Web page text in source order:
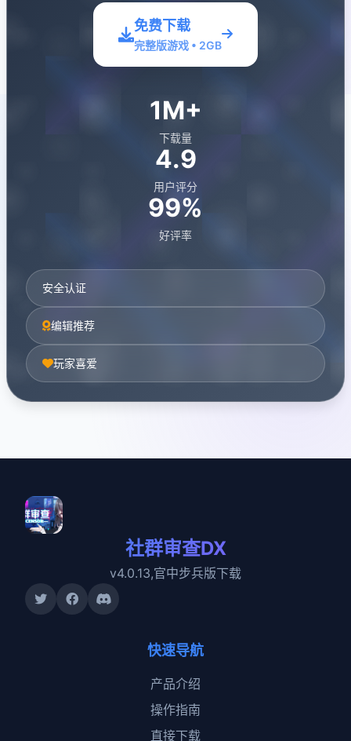
免费下载
完整版游戏 • 2GB
1M+
下载量
4.9
用户评分
99%
好评率
安全认证
编辑推荐
玩家喜爱
社群审查DX
v4.0.13,官中步兵版下载
快速导航
产品介绍
操作指南
直接下载